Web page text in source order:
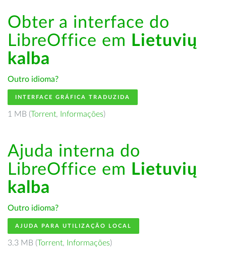
Obter a interface do
LibreOffice em Lietuvių
kalba
Outro idioma?
INTERFACE GRÁFICA TRADUZIDA
1 MB (Torrent, Informações)
Ajuda interna do
LibreOffice em Lietuvių
kalba
Outro idioma?
AJUDA PARA UTILIZAÇÃO LOCAL
3.3 MB (Torrent, Informações)